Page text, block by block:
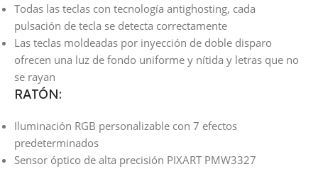
Todas las teclas con tecnología antighosting, cada
pulsación de tecla se detecta correctamente
Las teclas moldeadas por inyección de doble disparo
ofrecen una luz de fondo uniforme y nítida y letras que no
se rayan
RATÓN:
Iluminación RGB personalizable con 7 efectos
predeterminados
Sensor óptico de alta precisión PIXART PMW3327